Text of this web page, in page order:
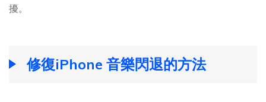
擾。
修復iPhone 音樂閃退的方法